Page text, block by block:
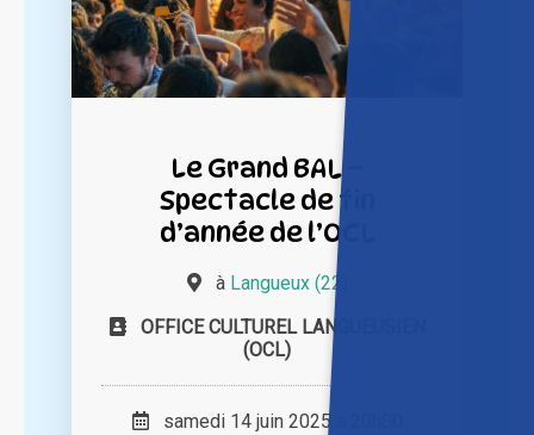
Le Grand BAL –
Spectacle de fin
d’année de l’OCL
à Langueux (22)
OFFICE CULTUREL LANGUEUSIEN
(OCL)
samedi 14 juin 2025 à 20h00